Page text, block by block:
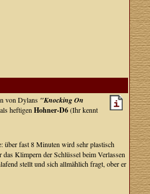
von Dylans "Knocking On
heftigen Hohner-D6(Ihr kennt
über fast 8 Minuten wird sehr plastisch
Klimpern der Schlüssel beim Verlassen
stellt und sich allmählich fragt, ober er